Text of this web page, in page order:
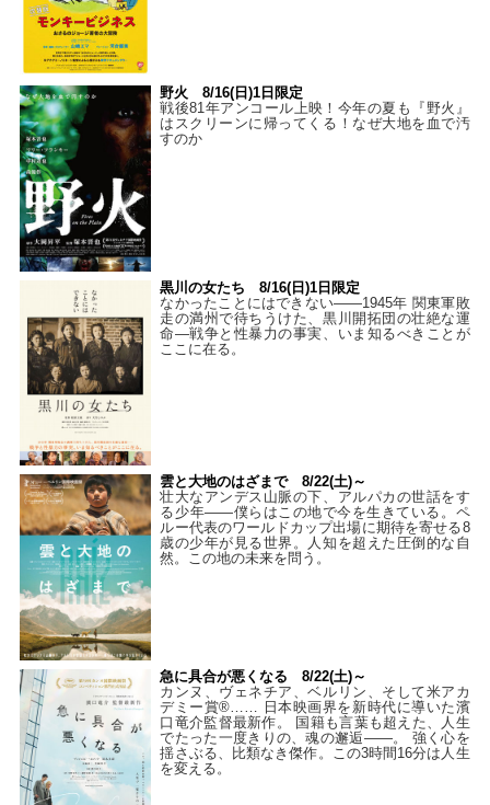
野火 8/16(日)1日限定
戦後81年アンコール上映！今年の夏も『野火』
はスクリーンに帰ってくる！なぜ大地を血で汚
すのか
黒川の女たち 8/16(日)1日限定
なかったことにはできない——1945年 関東軍敗
走の満州で待ちうけた、黒川開拓団の壮絶な運
命―戦争と性暴力の事実、いま知るべきことが
ここに在る。
雲と大地のはざまで 8/22(土)～
壮大なアンデス山脈の下、アルパカの世話をす
る少年――僕らはこの地で今を生きている。ペ
ルー代表のワールドカップ出場に期待を寄せる8
歳の少年が見る世界。人知を超えた圧倒的な自
然。この地の未来を問う。
急に具合が悪くなる 8/22(土)～
カンヌ、ヴェネチア、ベルリン、そして米アカ
デミー賞®…… 日本映画界を新時代に導いた濱
口竜介監督最新作。 国籍も言葉も超えた、人生
でたった一度きりの、魂の邂逅――。 強く心を
揺さぶる、比類なき傑作。この3時間16分は人生
を変える。